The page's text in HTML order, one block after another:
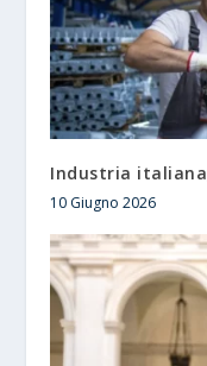
Industria
10 Giugno 2026